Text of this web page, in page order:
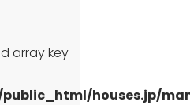
array key
houses.jp/